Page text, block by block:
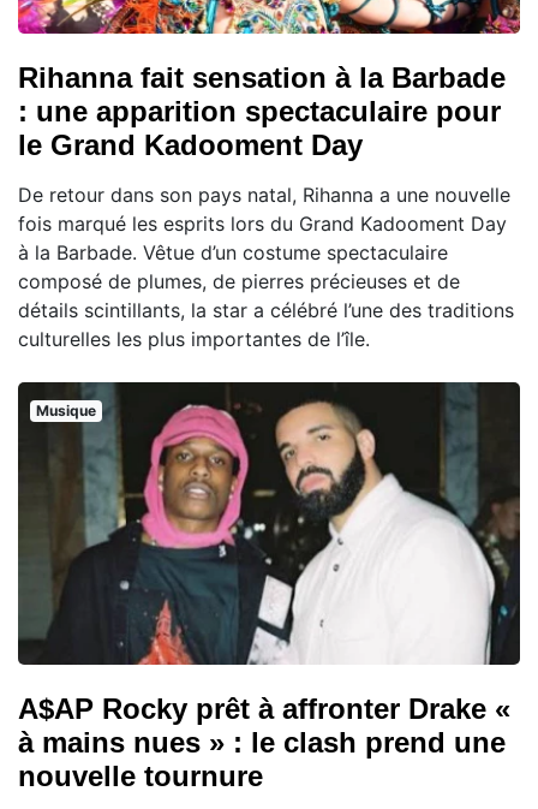
Rihanna fait sensation à la Barbade
: une apparition spectaculaire pour
le Grand Kadooment Day
De retour dans son pays natal, Rihanna a une nouvelle
fois marqué les esprits lors du Grand Kadooment Day
à la Barbade. Vêtue d’un costume spectaculaire
composé de plumes, de pierres précieuses et de
détails scintillants, la star a célébré l’une des traditions
culturelles les plus importantes de l’île.
Musique
A$AP Rocky prêt à affronter Drake «
à mains nues » : le clash prend une
nouvelle tournure